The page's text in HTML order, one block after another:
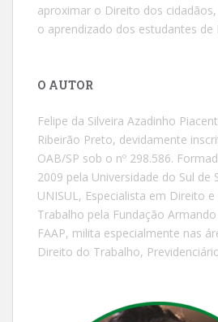
aproximar o Direito dos
o aprendizado dos estudantes de
O AUTOR
Felipe da Silveira Azadinho
Ribeirão Preto, devidamente
OAB/SP sob o nº 298.586.
2009 pela Universidade do Sul de
UNISUL, Especialista em Direito
Trabalho pela Fundação
FAAP, milita especialmente nas
Direito do Trabalho,